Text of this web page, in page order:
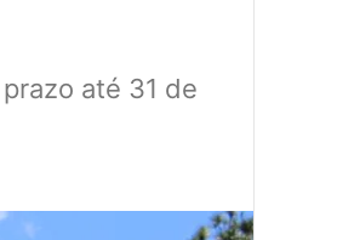
até 31 de